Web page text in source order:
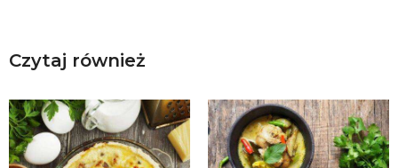
Czytaj również